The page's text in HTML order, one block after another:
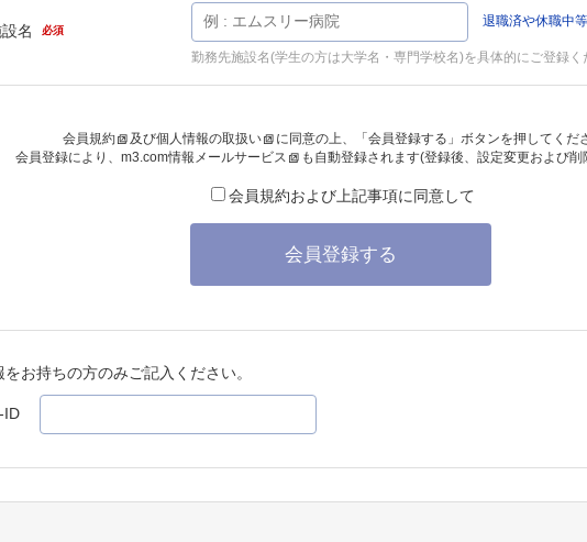
名 必須
退職済や休職中
勤務先施設名(学生の方は大学名・専門学校名)を具体的にご登録く
会員規約 及び個人情報の取扱い
に同意の上、「会員登録する」ボタンを押してくだ
会員登録により、 m3.com情報メールサービス も自動登録されます(登録後、設定変更および
会員規約および上記事項に同意して
会員登録する
をお持ちの方のみご記入ください。
ID